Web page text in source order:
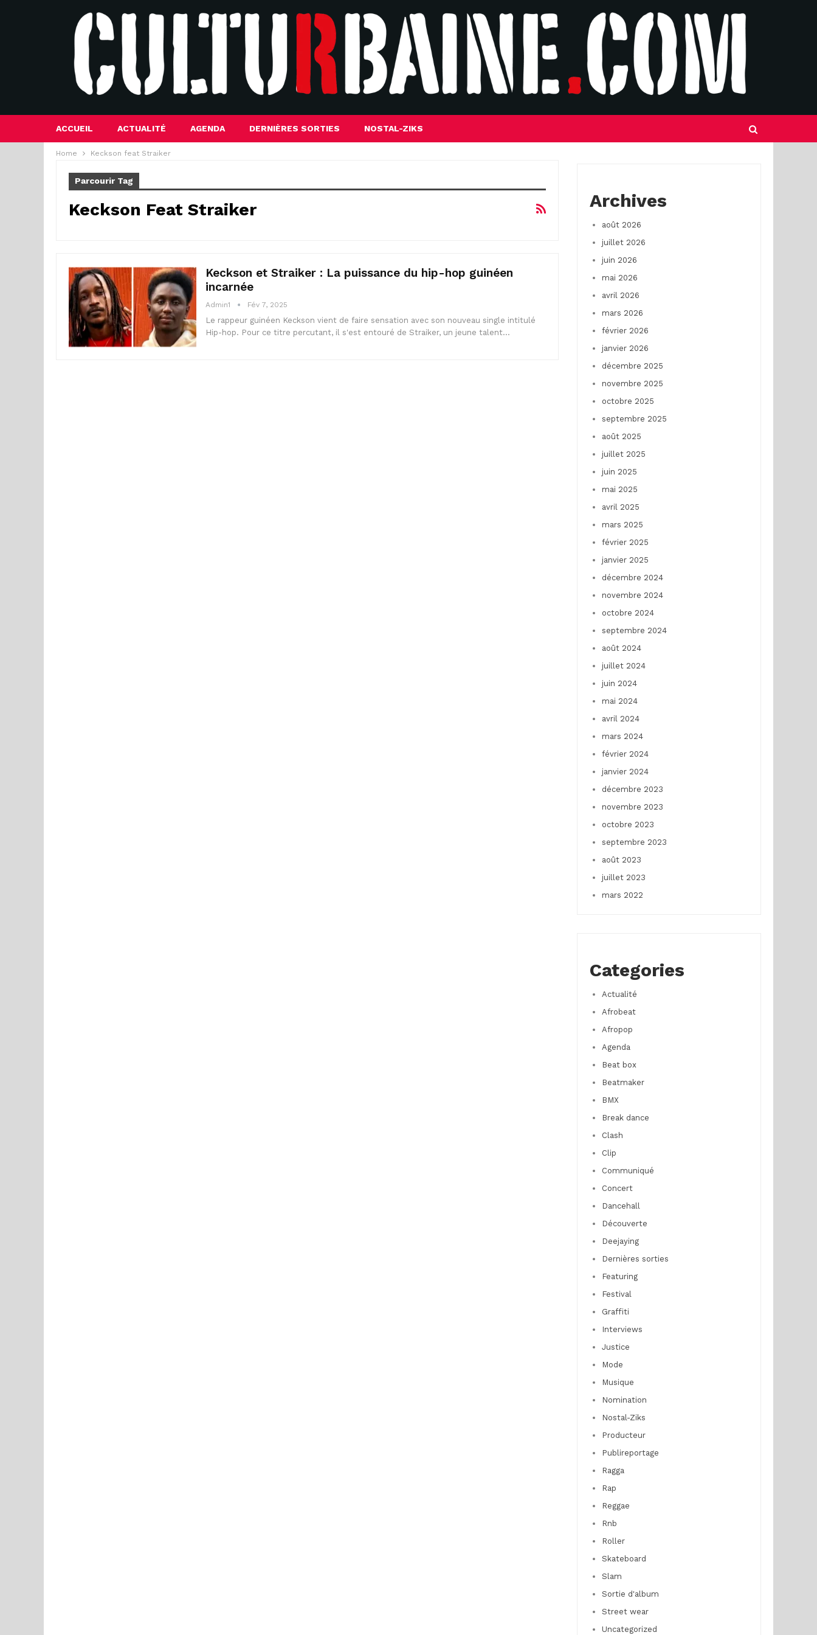
ACCUEIL ACTUALITÉ AGENDA DERNIÈRES SORTIES NOSTAL-ZIKS
Home Keckson feat Straiker
Parcourir Tag
Keckson Feat Straiker
Keckson et Straiker : La puissance du hip-hop guinéen
incarnée
Admin1 Fév 7, 2025
Le rappeur guinéen Keckson vient de faire sensation avec son nouveau single intitulé
Hip-hop. Pour ce titre percutant, il s'est entouré de Straiker, un jeune talent…
Archives
août 2026
juillet 2026
juin 2026
mai 2026
avril 2026
mars 2026
février 2026
janvier 2026
décembre 2025
novembre 2025
octobre 2025
septembre 2025
août 2025
juillet 2025
juin 2025
mai 2025
avril 2025
mars 2025
février 2025
janvier 2025
décembre 2024
novembre 2024
octobre 2024
septembre 2024
août 2024
juillet 2024
juin 2024
mai 2024
avril 2024
mars 2024
février 2024
janvier 2024
décembre 2023
novembre 2023
octobre 2023
septembre 2023
août 2023
juillet 2023
mars 2022
Categories
Actualité
Afrobeat
Afropop
Agenda
Beat box
Beatmaker
BMX
Break dance
Clash
Clip
Communiqué
Concert
Dancehall
Découverte
Deejaying
Dernières sorties
Featuring
Festival
Graffiti
Interviews
Justice
Mode
Musique
Nomination
Nostal-Ziks
Producteur
Publireportage
Ragga
Rap
Reggae
Rnb
Roller
Skateboard
Slam
Sortie d'album
Street wear
Uncategorized